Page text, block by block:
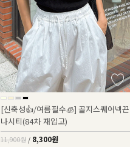
[신축성👍/여름필수🧊] 골지스퀘어넥끈
나시티(84차 재입고)
11,900원 / 8,300원